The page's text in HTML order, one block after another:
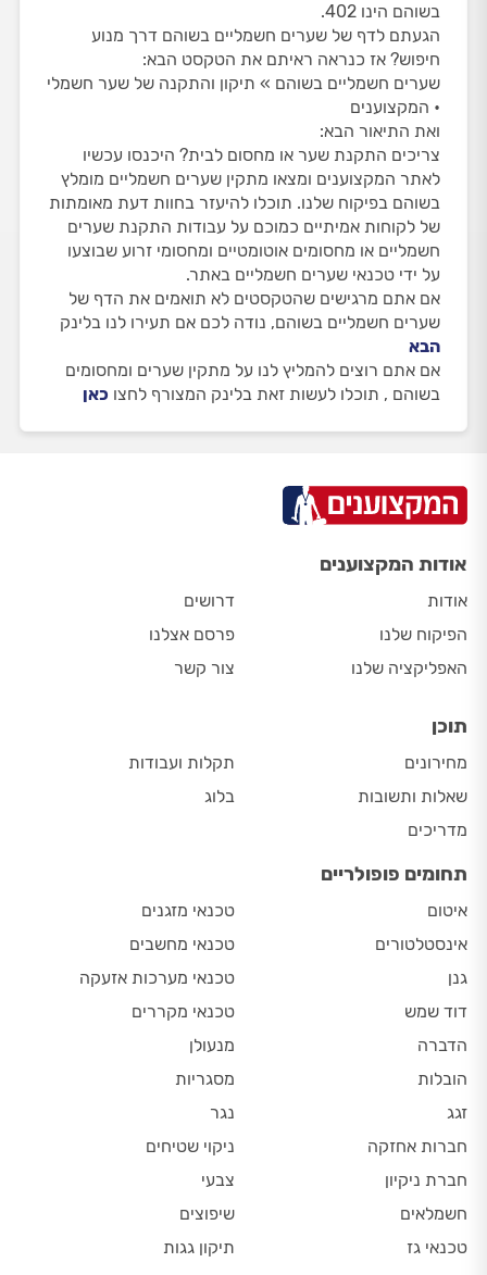
בשוהם הינו 402.
הגעתם לדף של שערים חשמליים בשוהם דרך מנוע
חיפוש? אז כנראה ראיתם את הטקסט הבא:
שערים חשמליים בשוהם » תיקון והתקנה של שער חשמלי
• המקצוענים
ואת התיאור הבא:
צריכים התקנת שער או מחסום לבית? היכנסו עכשיו
לאתר המקצוענים ומצאו מתקין שערים חשמליים מומלץ
בשוהם בפיקוח שלנו. תוכלו להיעזר בחוות דעת מאומתות
של לקוחות אמיתיים כמוכם על עבודות התקנת שערים
חשמליים או מחסומים אוטומטיים ומחסומי זרוע שבוצעו
על ידי טכנאי שערים חשמליים באתר.
אם אתם מרגישים שהטקסטים לא תואמים את הדף של
שערים חשמליים בשוהם, נודה לכם אם תעירו לנו בלינק
הבא
אם אתם רוצים להמליץ לנו על מתקין שערים ומחסומים
בשוהם , תוכלו לעשות זאת בלינק המצורף לחצו כאן
אודות המקצוענים
אודות
הפיקוח שלנו
האפליקציה שלנו
דרושים
פרסם אצלנו
צור קשר
תוכן
מחירונים
שאלות ותשובות
מדריכים
תקלות ועבודות
בלוג
תחומים פופולריים
איטום
אינסטלטורים
גנן
דוד שמש
הדברה
הובלות
זגג
חברות אחזקה
חברת ניקיון
חשמלאים
טכנאי גז
טכנאי מזגנים
טכנאי מחשבים
טכנאי מערכות אזעקה
טכנאי מקררים
מנעולן
מסגריות
נגר
ניקוי שטיחים
צבעי
שיפוצים
תיקון גגות